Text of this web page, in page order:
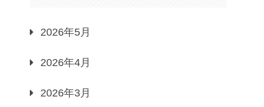
2026年5月
2026年4月
2026年3月